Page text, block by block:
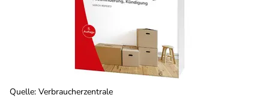
Quelle: Verbraucherzentrale